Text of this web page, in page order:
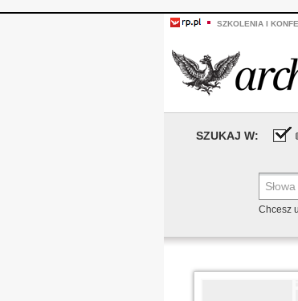
SZKOLENIA I
SZUKAJ W:
Chcesz